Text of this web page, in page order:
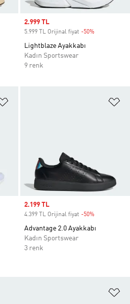
Sale price
2.999 TL
5.999 TL Orijinal fiyat -50%
Lightblaze Ayakkabı
Kadın Sportswear
9 renk
Sale price
2.199 TL
4.399 TL Orijinal fiyat -50%
Advantage 2.0 Ayakkabı
Kadın Sportswear
3 renk